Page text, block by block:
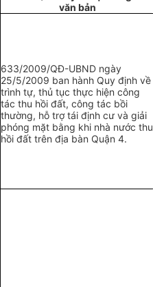
văn bản
633/2009/QĐ-UBND ngày
25/5/2009 ban hành Quy định về
trình tự, thủ tục thực hiện công
tác thu hồi đất, công tác bồi
thường, hỗ trợ tái định cư và giải
phóng mặt bằng khi nhà nước thu
hồi đất trên địa bàn Quận 4.